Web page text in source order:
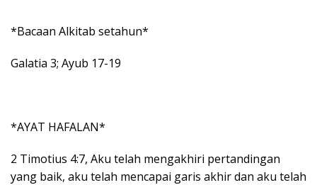
*Bacaan Alkitab setahun*
Galatia 3; Ayub 17-19
*AYAT HAFALAN*
2 Timotius 4:7, Aku telah mengakhiri pertandingan
yang baik, aku telah mencapai garis akhir dan aku telah